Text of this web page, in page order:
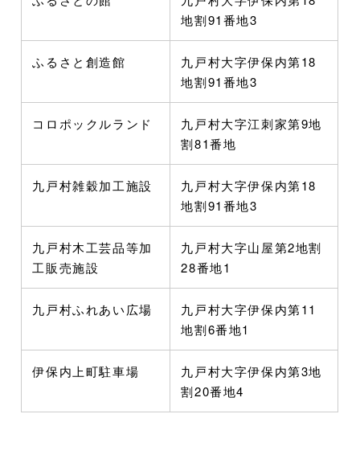
地割91番地3
ふるさと創造館
九戸村大字伊保内第18
地割91番地3
コロポックルランド
九戸村大字江刺家第9地
割81番地
九戸村雑穀加工施設
九戸村大字伊保内第18
地割91番地3
九戸村木工芸品等加
工販売施設
九戸村大字山屋第2地割
28番地1
九戸村ふれあい広場
九戸村大字伊保内第11
地割6番地1
伊保内上町駐車場
九戸村大字伊保内第3地
割20番地4